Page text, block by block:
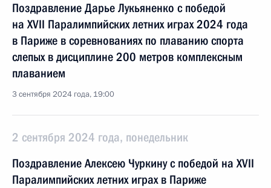
Поздравление Дарье Лукьяненко с победой
на XVII Паралимпийских летних играх 2024 года
в Париже в соревнованиях по плаванию спорта
слепых в дисциплине 200 метров комплексным
плаванием
3 сентября 2024 года, 19:00
2 сентября 2024 года, понедельник
Поздравление Алексею Чуркину с победой на XVII
Паралимпийских летних играх в Париже